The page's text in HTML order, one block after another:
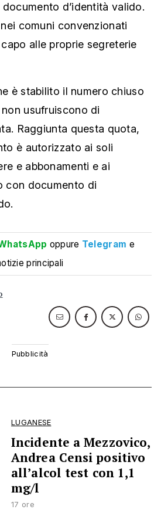
d’identità valido.
comuni convenzionati
alle proprie segreterie
è stabilito il numero chiuso
usufruiscono di
Raggiunta questa quota,
è autorizzato ai soli
e abbonamenti e ai
con documento di
oppure Telegram e
principali
LUGANESE
Incidente a Mezzovico,
Andrea Censi positivo
all’alcol test con 1,1
mg/l
17 ore